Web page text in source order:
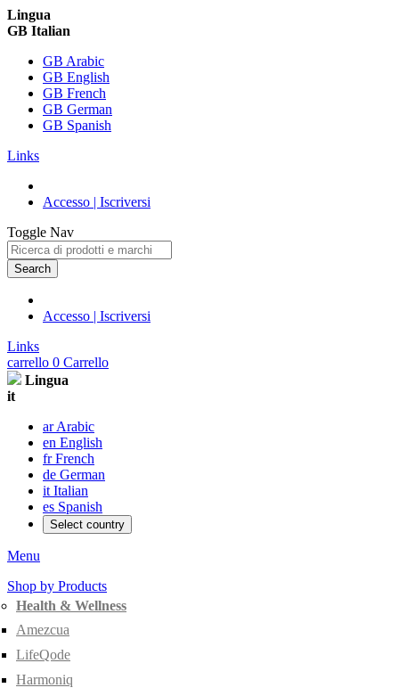
Lingua
GB Italian
GB Arabic
GB English
GB French
GB German
GB Spanish
Links
Accesso | Iscriversi
Toggle Nav
Search
Accesso | Iscriversi
Links
carrello 0 Carrello
Lingua
it
ar Arabic
en English
fr French
de German
it Italian
es Spanish
Select country
Menu
Shop by Products
Health & Wellness
Amezcua
LifeQode
Harmoniq